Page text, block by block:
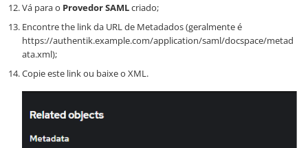
Vá para o Provedor SAMLcriado;
Encontre the link da URL de Metadados (geralmente é
https://authentik.example.com/application/saml/docspace/metad
ata.xml);
Copie este link ou baixe o XML.